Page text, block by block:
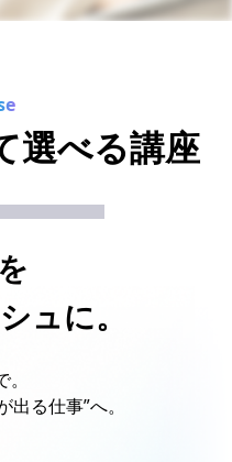
選べる講座
ュに。
る仕事”へ。